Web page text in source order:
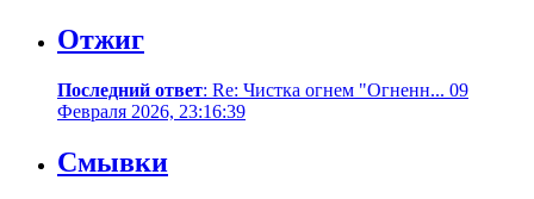
Отжиг
Последний ответ: Re: Чистка огнем "Огненн... 09
Февраля 2026, 23:16:39
Смывки